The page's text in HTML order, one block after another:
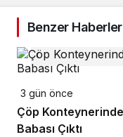
Benzer Haberler
3 gün önce
Çöp
Babası Çıktı